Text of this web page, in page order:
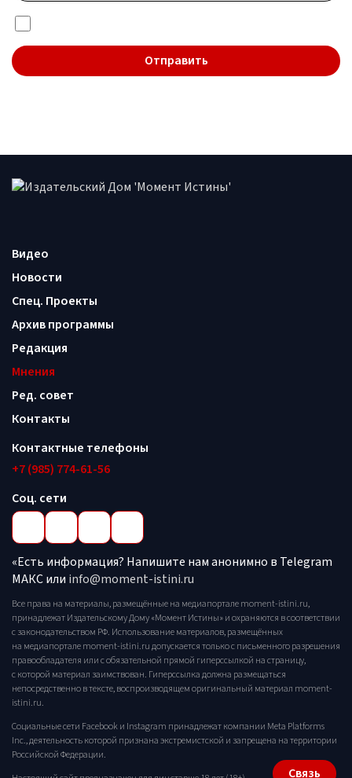
Видео
Новости
Спец. Проекты
Архив программы
Редакция
Мнения
Ред. совет
Контакты
Контактные телефоны
+7 (985) 774-61-56
Соц. сети
«Есть информация? Напишите нам анонимно в Telegram
МАКС или info@moment-istini.ru
Все права на материалы, размещённые на медиапортале moment-istini.ru,
принадлежат Издательскому Дому «Момент Истины» и охраняются в соответствии
с законодательством РФ. Использование материалов, размещённых
на медиапортале moment-istini.ru допускается только с письменного разрешения
правообладателя или с обязательной прямой гиперссылкой на страницу,
с которой материал заимствован. Гиперссылка должна размещаться
непосредственно в тексте, воспроизводящем оригинальный материал moment-
istini.ru.
Социальные сети Facebook и Instagram принадлежат компании Meta Platforms
Inc., деятельность которой признана экстремистской и запрещена на территории
Российской Федерации.
Связь